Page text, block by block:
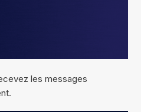
les messages